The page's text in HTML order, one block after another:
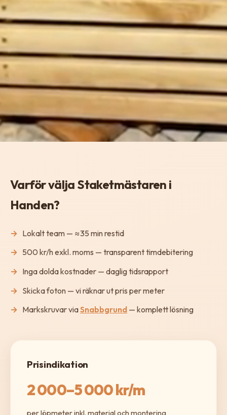
Varför välja Staketmästaren i
Handen?
Lokalt team — ≈35 min restid
500 kr/h exkl. moms — transparent timdebitering
Inga dolda kostnader — daglig tidsrapport
Skicka foton — vi räknar ut pris per meter
Markskruvar viaSnabbgrund — komplett lösning
Prisindikation
2 000–5 000 kr/m
per löpmeter inkl. material och montering